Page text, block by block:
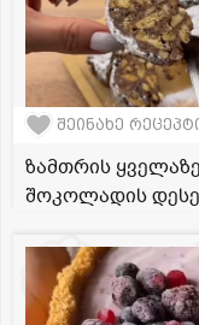
შეინახე
ზამთრის
შოკოლადის